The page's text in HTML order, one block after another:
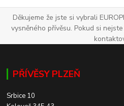
Děkujeme že jste si vybrali
vysněného přívěsu. Pokud si
PŘÍVĚSY PLZEŇ
Srbice 10